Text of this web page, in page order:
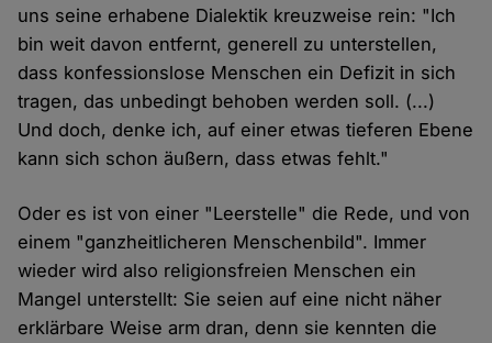
uns seine erhabene Dialektik kreuzweise rein: "Ich
bin weit davon entfernt, generell zu unterstellen,
dass konfessionslose Menschen ein Defizit in sich
tragen, das unbedingt behoben werden soll. (...)
Und doch, denke ich, auf einer etwas tieferen Ebene
kann sich schon äußern, dass etwas fehlt."
Oder es ist von einer "Leerstelle" die Rede, und von
einem "ganzheitlicheren Menschenbild". Immer
wieder wird also religionsfreien Menschen ein
Mangel unterstellt: Sie seien auf eine nicht näher
erklärbare Weise arm dran, denn sie kennten die